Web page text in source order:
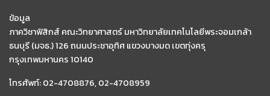
ข้อมูล
ภาควิชาฟิสิกส์ คณะวิทยาศาสตร์ มหาวิทยาลัยเทคโนโลยีพระจอมเกล้า
ธนบุรี (มจธ.) 126 ถนนประชาอุทิศ แขวงบางมด เขตทุ่งครุ
กรุงเทพมหานคร 10140
โทรศัพท์: 02-4708876, 02-4708959